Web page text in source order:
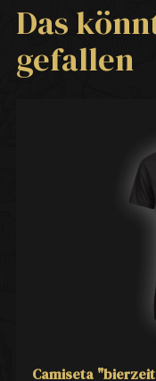
Das
gefallen
Camiseta